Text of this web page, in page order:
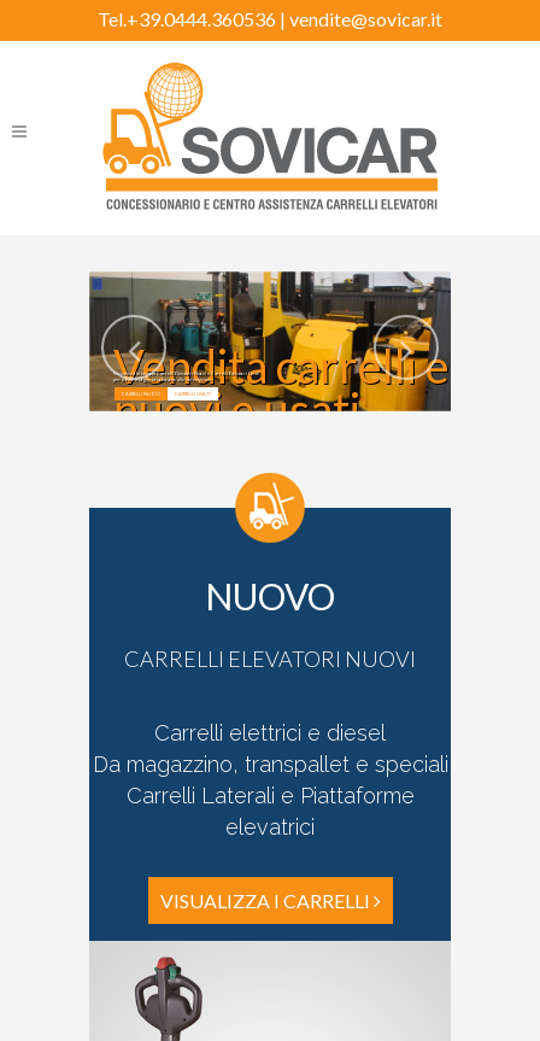
Tel.+39.0444.360536 | vendite@sovicar.it
Vendita carrelli
nuovi e usati
Visualizza le sezioni Carrelli Elevatori Nuovi e Carrelli Elevatori Usati
per trovare la giusta soluzione alle tue esigenze.
CARRELLI NUOVI CARRELLI USATI
NUOVO
CARRELLI ELEVATORI NUOVI
Carrelli elettrici e diesel
Da magazzino, transpallet e speciali
Carrelli Laterali e Piattaforme
elevatrici
VISUALIZZA I CARRELLI